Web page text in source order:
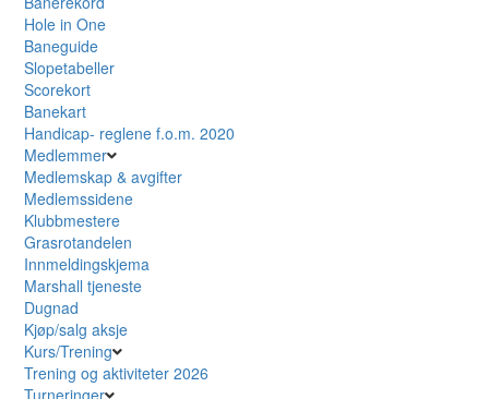
Hole in One
Baneguide
Slopetabeller
Scorekort
Banekart
Handicap- reglene f.o.m. 2020
Medlemmer
Medlemskap & avgifter
Medlemssidene
Klubbmestere
Grasrotandelen
Innmeldingskjema
Marshall tjeneste
Dugnad
Kjøp/salg aksje
Kurs/Trening
Trening og aktiviteter 2026
Turneringer